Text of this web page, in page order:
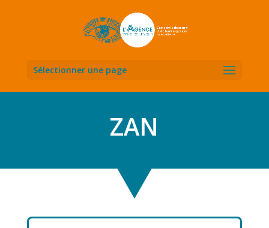
Sélectionner une page
ZAN